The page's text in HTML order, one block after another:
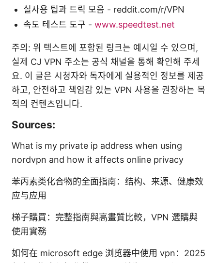
실사용 팁과 트릭 모음 - reddit.com/r/VPN
속도 테스트 도구 - www.speedtest.net
주의: 위 텍스트에 포함된 링크는 예시일 수 있으며,
실제 CJ VPN 주소는 공식 채널을 통해 확인해 주세
요. 이 글은 시청자와 독자에게 실용적인 정보를 제공
하고, 안전하고 책임감 있는 VPN 사용을 권장하는 목
적의 컨텐츠입니다.
Sources:
What is my private ip address when using
nordvpn and how it affects online privacy
苯丙素类化合物的全面指南：结构、来源、健康效
应与应用
梯子購買：完整指南與高畫質比較，VPN 選購與
使用實務
如何在 microsoft edge 浏览器中使用 vpn：2025